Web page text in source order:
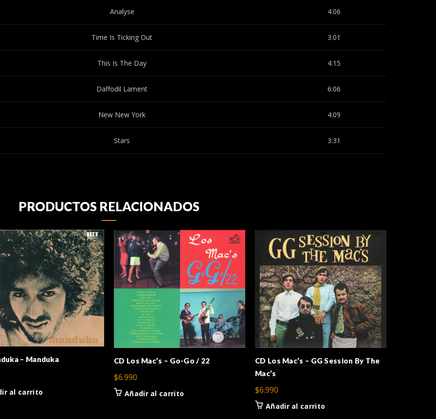
Analyse 4:06
Time Is Ticking Out 3:01
This Is The Day 4:15
Daffodil Lament 6:06
New New York 4:09
Stars 3:31
PRODUCTOS RELACIONADOS
– Manduka
al carrito
CD Los Mac’s – Go-Go / 22
$6.990
Añadir al carrito
CD Los Mac’s – GG Session By The
Mac’s
$6.990
Añadir al carrito